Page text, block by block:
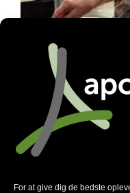
For at give dig de bedste